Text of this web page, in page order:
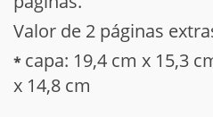
Valor de 2 páginas
*capa: 19,4 cm x 15,3
x 14,8 cm